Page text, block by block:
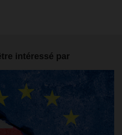
intéressé par